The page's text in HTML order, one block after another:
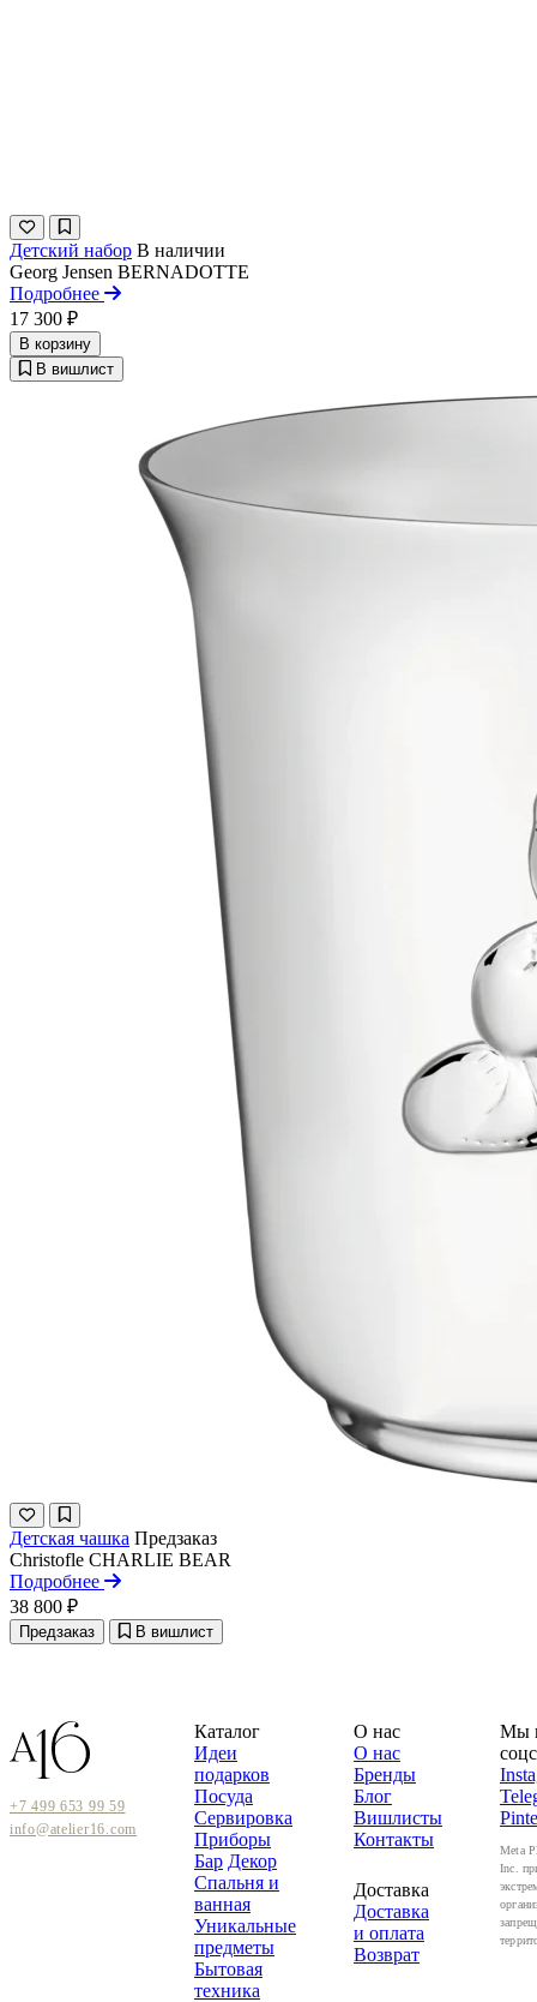
Детский набор В наличии
Georg Jensen BERNADOTTE
Подробнее
17 300 ₽
В корзину
В вишлист
Детская чашка Предзаказ
Christofle CHARLIE BEAR
Подробнее
38 800 ₽
Предзаказ В вишлист
+7 499 653 99 59
info@atelier16.com
Каталог
Идеи
подарков
Посуда
Сервировка
Приборы
Бар Декор
Спальня и
ванная
Уникальные
предметы
Бытовая
техника
О нас
О нас
Бренды
Блог
Вишлисты
Контакты
Доставка
Доставка
и оплата
Возврат
Мы
Meta
Inc.